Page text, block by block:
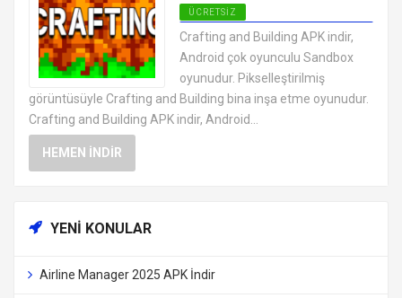
ÜCRETSIZ
EN İYI ANDROID APK OYUNLARI
ÜCRETSIZ
Crafting and Building APK indir,
Android çok oyunculu Sandbox
oyunudur. Pikselleştirilmiş
görüntüsüyle Crafting and Building bina inşa etme oyunudur.
Crafting and Building APK indir, Android...
HEMEN İNDIR
YENI KONULAR
Airline Manager 2025 APK İndir